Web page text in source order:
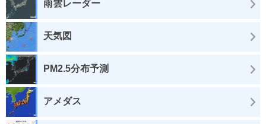
雨雲レーダー
天気図
PM2.5分布予測
アメダス